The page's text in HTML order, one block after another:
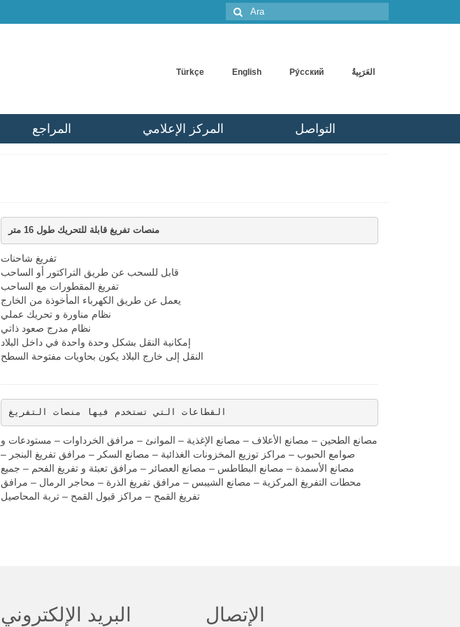
Şunu
ara:
Türkçe English Pу́сский
المراجع المركز الإعلامي التواصل
منصات تفريغ قابلة للتحريك طول 16 متر
تفريغ شاحنات
قابل للسحب عن طريق التراكتور أو الساحب
تفريغ المقطورات مع الساحب
يعمل عن طريق الكهرباء المأخوذة من الخارج
نظام مناورة و تحريك عملي
نظام مدرج صعود ذاتي
إمكانية النقل بشكل وحدة واحدة في داخل البلاد
النقل إلى خارج البلاد يكون بحاويات مفتوحة السطح
القطاعات التي تستخدم فيها منصات التفريغ
مصانع الطحين – مصانع الأعلاف – مصانع الإغذية – الموانئ – مرافق الخرداوات – مستودعات و
صوامع الحبوب – مراكز توزيع المخزونات الغذائية – مصانع السكر – مرافق تفريغ البنجر –
مصانع الأسمدة – مصانع البطاطس – مصانع العصائر – مرافق تعبئة و تفريغ الفحم – جميع
محطات التفريغ المركزية – مصانع الشيبس – مرافق تفريغ الذرة – محاجر الرمال – مرافق
تفريغ القمح – مراكز قبول القمح – تربة المحاصيل
البريد الإلكتروني الإتصال